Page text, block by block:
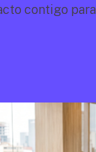
contigo para